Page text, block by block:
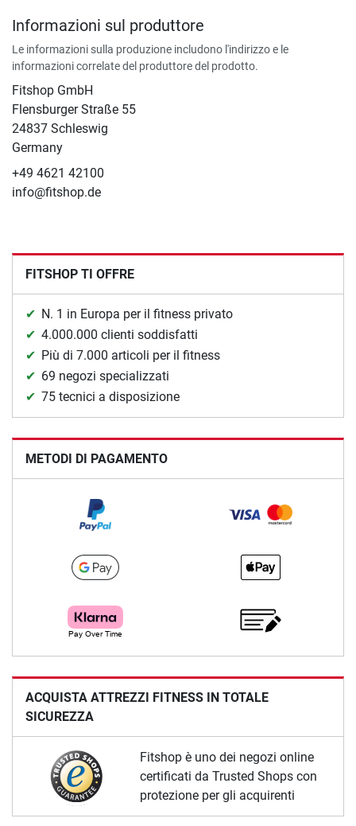
Informazioni sul produttore
Le informazioni sulla produzione includono l'indirizzo e le
informazioni correlate del produttore del prodotto.
Fitshop GmbH
Flensburger Straße 55
24837 Schleswig
Germany
+49 4621 42100
info@fitshop.de
FITSHOP TI OFFRE
N. 1 in Europa per il fitness privato
4.000.000 clienti soddisfatti
Più di 7.000 articoli per il fitness
69 negozi specializzati
75 tecnici a disposizione
METODI DI PAGAMENTO
ACQUISTA ATTREZZI FITNESS IN TOTALE
SICUREZZA
Fitshop è uno dei negozi online
certificati da Trusted Shops con
protezione per gli acquirenti